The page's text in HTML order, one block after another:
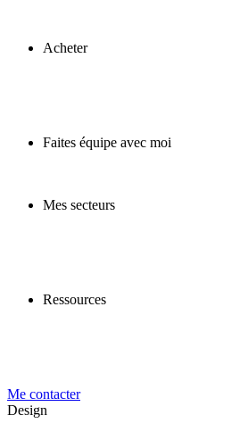
Acheter
Faites équipe avec moi
Mes secteurs
Ressources
Me contacter
Design